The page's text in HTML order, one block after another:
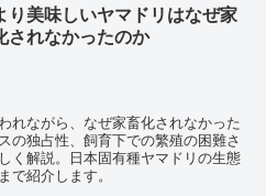
り美味しいヤマドリはなぜ家
されなかったのか
れながら、なぜ家畜化されなかった
の独占性、飼育下での繁殖の困難さ
く解説。日本固有種ヤマドリの生態
で紹介します。